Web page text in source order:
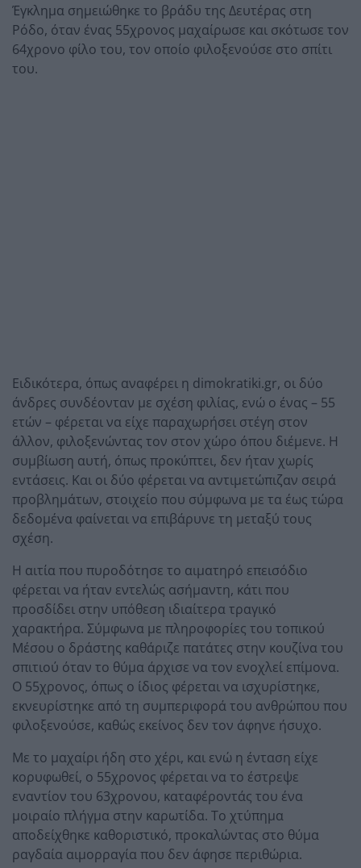
Έγκλημα σημειώθηκε το βράδυ της Δευτέρας στη
Ρόδο, όταν ένας 55χρονος μαχαίρωσε και σκότωσε τον
64χρονο φίλο του, τον οποίο φιλοξενούσε στο σπίτι
του.
Ειδικότερα, όπως αναφέρει η dimokratiki.gr, οι δύο
άνδρες συνδέονταν με σχέση φιλίας, ενώ ο ένας – 55
ετών – φέρεται να είχε παραχωρήσει στέγη στον
άλλον, φιλοξενώντας τον στον χώρο όπου διέμενε. Η
συμβίωση αυτή, όπως προκύπτει, δεν ήταν χωρίς
εντάσεις. Και οι δύο φέρεται να αντιμετώπιζαν σειρά
προβλημάτων, στοιχείο που σύμφωνα με τα έως τώρα
δεδομένα φαίνεται να επιβάρυνε τη μεταξύ τους
σχέση.
Η αιτία που πυροδότησε το αιματηρό επεισόδιο
φέρεται να ήταν εντελώς ασήμαντη, κάτι που
προσδίδει στην υπόθεση ιδιαίτερα τραγικό
χαρακτήρα. Σύμφωνα με πληροφορίες του τοπικού
Μέσου ο δράστης καθάριζε πατάτες στην κουζίνα του
σπιτιού όταν το θύμα άρχισε να τον ενοχλεί επίμονα.
Ο 55χρονος, όπως ο ίδιος φέρεται να ισχυρίστηκε,
εκνευρίστηκε από τη συμπεριφορά του ανθρώπου που
φιλοξενούσε, καθώς εκείνος δεν τον άφηνε ήσυχο.
Με το μαχαίρι ήδη στο χέρι, και ενώ η ένταση είχε
κορυφωθεί, ο 55χρονος φέρεται να το έστρεψε
εναντίον του 63χρονου, καταφέροντάς του ένα
μοιραίο πλήγμα στην καρωτίδα. Το χτύπημα
αποδείχθηκε καθοριστικό, προκαλώντας στο θύμα
ραγδαία αιμορραγία που δεν άφησε περιθώρια.